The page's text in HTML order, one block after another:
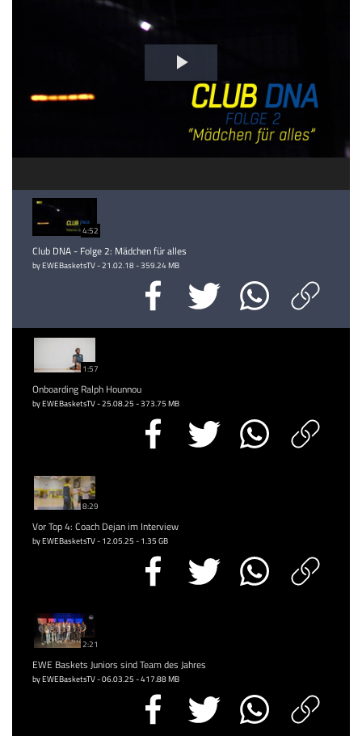
Video
abspielen
4:52
Club DNA - Folge 2: Mädchen für alles
by EWEBasketsTV - 21.02.18 - 359.24 MB
1:57
Onboarding Ralph Hounnou
by EWEBasketsTV - 25.08.25 - 373.75 MB
8:29
Vor Top 4: Coach Dejan im Interview
by EWEBasketsTV - 12.05.25 - 1.35 GB
2:21
EWE Baskets Juniors sind Team des Jahres
by EWEBasketsTV - 06.03.25 - 417.88 MB